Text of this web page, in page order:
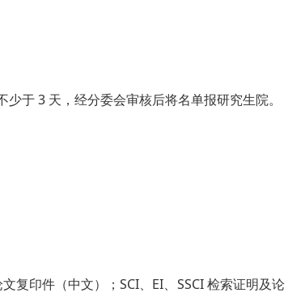
于 3 天，经分委会审核后将名单报研究生院。
复印件（中文）；SCI、EI、SSCI 检索证明及论